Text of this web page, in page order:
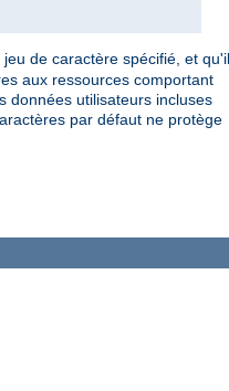
de caractère spécifié, et qu'il
aux ressources comportant
données utilisateurs incluses
par défaut ne protège